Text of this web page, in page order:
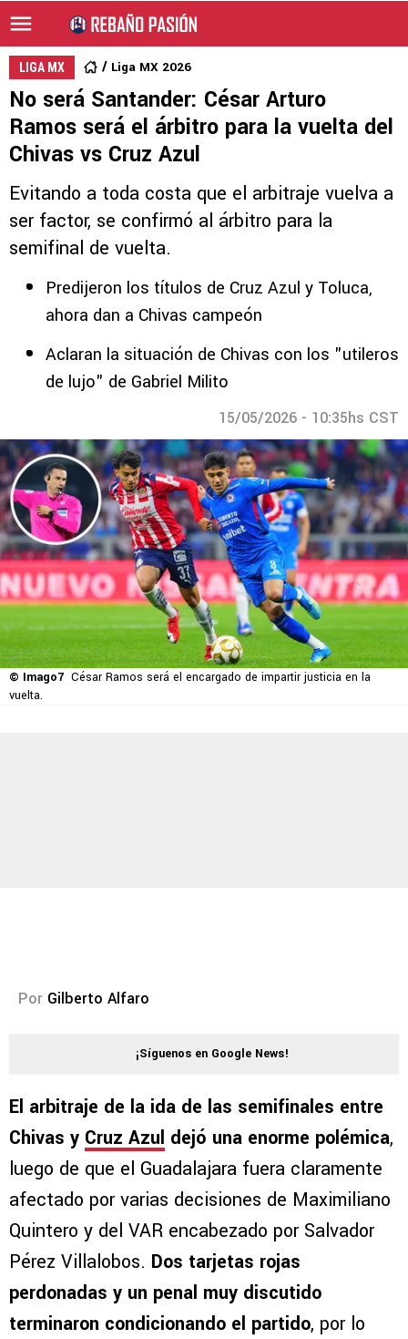
LIGA MX Liga MX 2026
No será Santander: César Arturo
Ramos será el árbitro para la vuelta del
Chivas vs Cruz Azul
Evitando a toda costa que el arbitraje vuelva a
ser factor, se confirmó al árbitro para la
semifinal de vuelta.
Predijeron los títulos de Cruz Azul y Toluca,
ahora dan a Chivas campeón
Aclaran la situación de Chivas con los "utileros
de lujo" de Gabriel Milito
15/05/2026 - 10:35hs CST
© Imago7 César Ramos será el encargado de impartir justicia en la
vuelta.
Por Gilberto Alfaro
¡Síguenos en Google News!
El arbitraje de la ida de las semifinales entre
Chivas y Cruz Azul dejó una enorme polémica,
luego de que el Guadalajara fuera claramente
afectado por varias decisiones de Maximiliano
Quintero y del VAR encabezado por Salvador
Pérez Villalobos. Dos tarjetas rojas
perdonadas y un penal muy discutido
terminaron condicionando el partido, por lo